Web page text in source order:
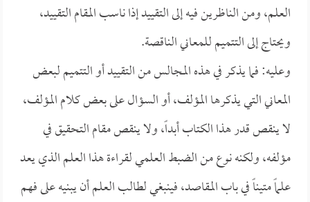
العلم، ومن الناظرين فيه إلى التقييد إذا ناسب المقام التقييد،
ويحتاج إلى التتميم للمعاني الناقصة.
وعليه: فما يذكر في هذه المجالس من التقييد أو التتميم لبعض
المعاني التي يذكرها المؤلف، أو السؤال على بعض كلام المؤلف،
لا ينقص قدر هذا الكتاب أبداً، ولا ينقص مقام التحقيق في
مؤلفه، ولكنه نوع من الضبط العلمي لقراءة هذا العلم الذي يعد
علماً متيناً في باب المقاصد، فينبغي لطالب العلم أن يبنيه على فهم